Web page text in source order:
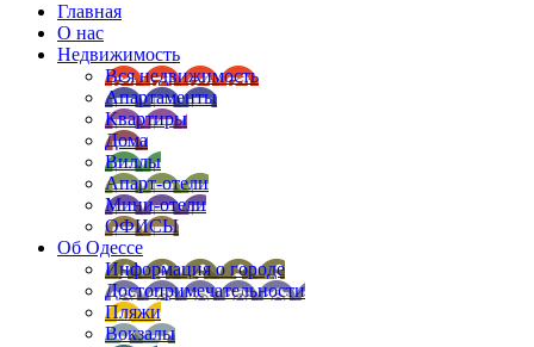
Главная
О нас
Недвижимость
Вся недвижимость
Апартаменты
Квартиры
Дома
Виллы
Апарт-отели
Мини-отели
ОФИСЫ
Об Одессе
Информация о городе
Достопримечательности
Пляжи
Вокзалы